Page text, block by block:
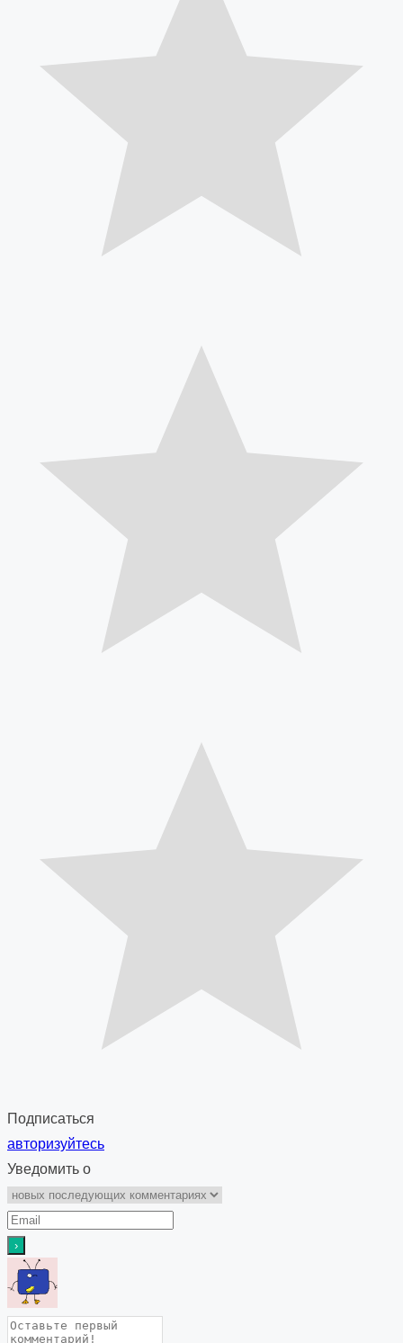
Подписаться
авторизуйтесь
Уведомить о